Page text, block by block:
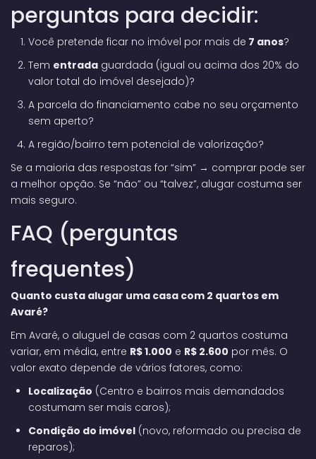
perguntas para decidir:
Você pretende ficar no imóvel por mais de 7 anos?
Tem entrada guardada (igual ou acima dos 20% do
valor total do imóvel desejado)?
A parcela do financiamento cabe no seu orçamento
sem aperto?
A região/bairro tem potencial de valorização?
Se a maioria das respostas for “sim” → comprar pode ser
a melhor opção. Se “não” ou “talvez”, alugar costuma ser
mais seguro.
FAQ (perguntas
frequentes)
Quanto custa alugar uma casa com 2 quartos em
Avaré?
Em Avaré, o aluguel de casas com 2 quartos costuma
variar, em média, entre R$ 1.000 e R$ 2.600 por mês. O
valor exato depende de vários fatores, como:
Localização (Centro e bairros mais demandados
costumam ser mais caros);
Condição do imóvel (novo, reformado ou precisa de
reparos);